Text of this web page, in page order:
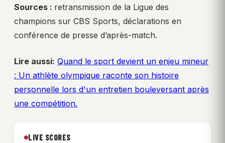
Sources : retransmission de la Ligue des
champions sur CBS Sports, déclarations en
conférence de presse d’après-match.
Lire aussi: Quand le sport devient un enjeu mineur
: Un athlète olympique raconte son histoire
personnelle lors d'un entretien bouleversant après
une compétition.
LIVE SCORES